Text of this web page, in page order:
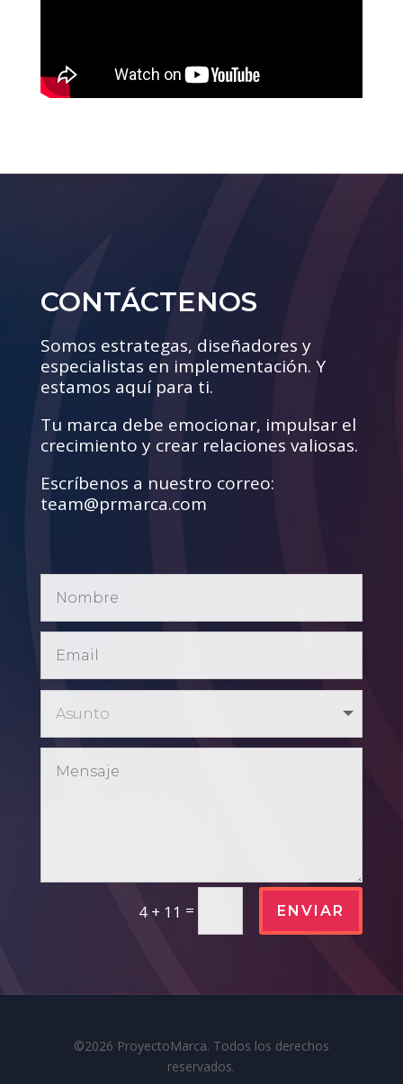
CONTÁCTENOS
Somos estrategas, diseñadores y
especialistas en implementación. Y
estamos aquí para ti.
Tu marca debe emocionar, impulsar el
crecimiento y crear relaciones valiosas.
Escríbenos a nuestro correo:
team@prmarca.com
4 + 11 = ENVIAR
©2026 ProyectoMarca. Todos los derechos
reservados.